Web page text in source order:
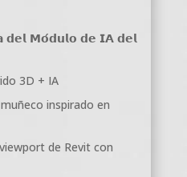
𝗱𝗲𝗹 𝗠𝗼́𝗱𝘂𝗹𝗼 𝗱𝗲 𝗜𝗔 𝗱𝗲𝗹
3D + IA
inspirado en
de Revit con